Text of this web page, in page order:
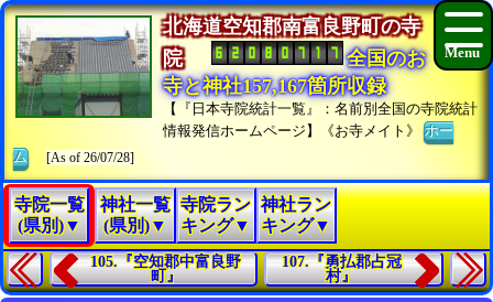
北海道空知郡南富良野町の寺
院
全国のお
寺と神社157,167箇所収録
【『日本寺院統計一覧』：名前別全国の寺院統計
情報発信ホームページ】《お寺メイト》ホー
ム
[As of 26/07/28]
寺院一覧
(県別)▼
神社一覧
(県別)▼
寺院ラン
キング▼
神社ラン
キング▼
105.『空知郡中富良野
町』
107.『勇払郡占冠
村』